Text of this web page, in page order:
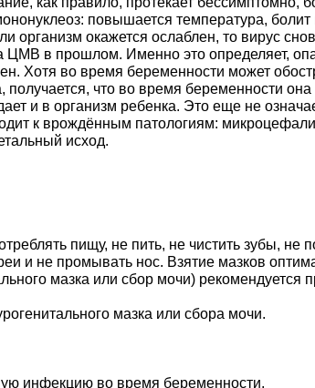
повышается температура,
организм окажется ослаблен, то вирус
в прошлом. Именно это определяет,
Хотя во время беременности может
что во время беременности
и в организм ребенка. Это еще не
к врождённым патологиям:
исход.
пищу, не пить, не чистить зубы, не
и не промывать нос. Взятие мазков
мазка или сбор мочи) рекомендуется
мазка или сбора мочи.
инфекцию во время беременности,